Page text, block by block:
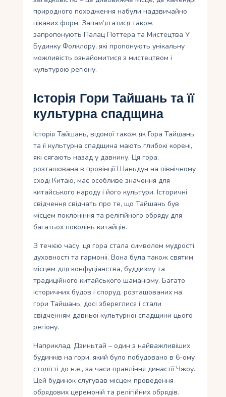
природного походження набули надзвичайно
цікавих форм. Запам’ятатися також
запропонують Палац Поттера та Мистецтва У
Будинку Фолклору, які пропонують унікальну
можливість ознайомитися з мистецтвом і
культурою регіону.
Історія Гори Тайшань та її
культурна спадщина
Історія Тайшань, відомої також як Гора Тайшань,
та її культурна спадщина мають глибокі корені,
які сягають назад у давнину. Ця гора,
розташована в провінції Шаньдун на північному
сході Китаю, має особливе значення для
китайського народу і його культури. Історичні
свідчення свідчать про те, що Тайшань був
місцем поклоніння та релігійного обряду для
багатьох поколінь китайців.
З течією часу, ця гора стала символом мудрості,
духовності та гармонії. Вона була також святим
місцем для конфуціанства, буддизму та
традиційного китайського шаманізму. Багато
історичних будов і споруд, розташованих на
гори Тайшань, досі збереглися і стали
свідченням давньої культурної спадщини цього
регіону.
Наприклад, Дзиньтай – один з найважливіших
будинків на гори, який було побудовано в 6-ому
столітті до н.е., за часи правління династії Чжоу.
Цей будинок слугував місцем проведення
обрядових церемоній та релігійних обрядів.